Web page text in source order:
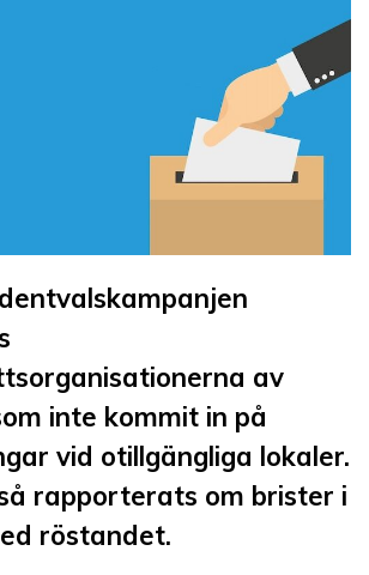
av
inte kommit in på
vid otillgängliga lokaler.
rapporterats om brister i
röstandet.